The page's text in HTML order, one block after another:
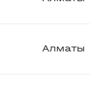
Алматы